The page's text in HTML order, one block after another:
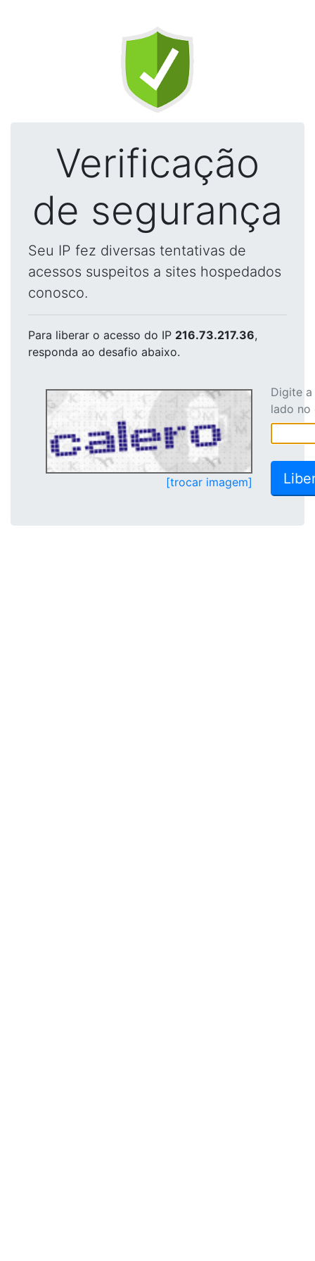
Verificação
de segurança
Seu IP fez diversas tentativas de
acessos suspeitos a sites hospedados
conosco.
Para liberar o acesso do IP 216.73.217.36,
responda ao desafio abaixo.
[trocar imagem]
Digite
lado no